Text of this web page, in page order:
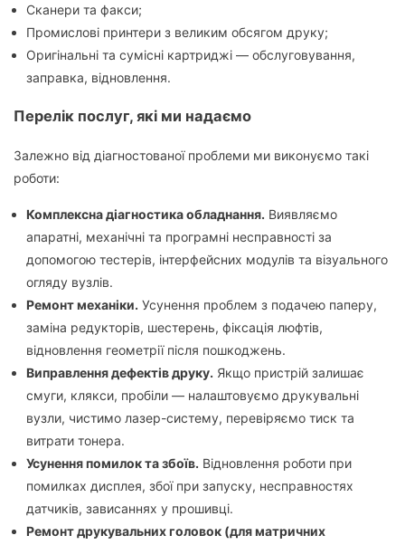
Сканери та факси;
Промислові принтери з великим обсягом друку;
Оригінальні та сумісні картриджі — обслуговування,
заправка, відновлення.
Перелік послуг, які ми надаємо
Залежно від діагностованої проблеми ми виконуємо такі
роботи:
Комплексна діагностика обладнання. Виявляємо
апаратні, механічні та програмні несправності за
допомогою тестерів, інтерфейсних модулів та візуального
огляду вузлів.
Ремонт механіки. Усунення проблем з подачею паперу,
заміна редукторів, шестерень, фіксація люфтів,
відновлення геометрії після пошкоджень.
Виправлення дефектів друку. Якщо пристрій залишає
смуги, клякси, пробіли — налаштовуємо друкувальні
вузли, чистимо лазер-систему, перевіряємо тиск та
витрати тонера.
Усунення помилок та збоїв. Відновлення роботи при
помилках дисплея, збої при запуску, несправностях
датчиків, зависаннях у прошивці.
Ремонт друкувальних головок (для матричних